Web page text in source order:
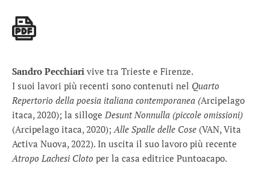
Sandro Pecchiari vive tra Trieste e Firenze.
I suoi lavori più recenti sono contenuti nel Quarto
Repertorio della poesia italiana contemporanea (Arcipelago
itaca, 2020); la silloge Desunt Nonnulla (piccole omissioni)
(Arcipelago itaca, 2020);Alle Spalle delle Cose (VAN, Vita
Activa Nuova, 2022). In uscita il suo lavoro più recente
Atropo Lachesi Cloto per la casa editrice Puntoacapo.